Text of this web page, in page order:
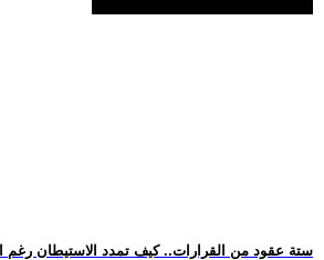
.. ستة عقود من القرارات.. كيف تمدد الاستيطان رغم